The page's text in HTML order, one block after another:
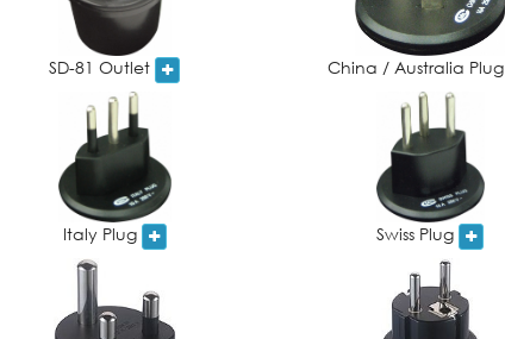
SD-81 Outlet China / Australia Plug
Italy Plug Swiss Plug